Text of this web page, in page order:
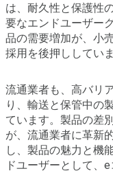
は、耐久性と保護性
要なエンドユーザー
品の需要増加が、小
採用を後押ししていま
流通業者も、高バリ
り、輸送と保管中の
ています。製品の差
が、流通業者に革新
し、製品の魅力と機
ドユーザーとして、